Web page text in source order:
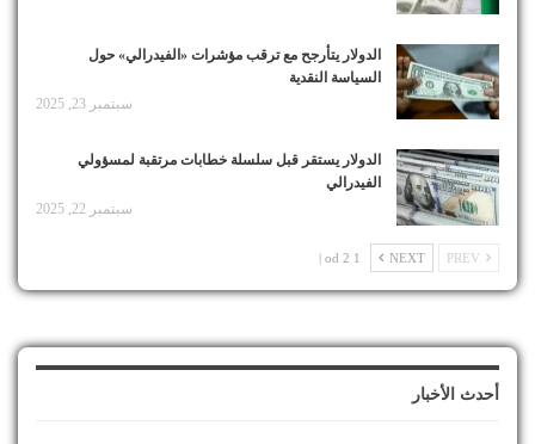
الدولار يتأرجح مع ترقب مؤشرات «الفيدرالي» حول
السياسة النقدية
سبتمبر 23, 2025
الدولار يستقر قبل سلسلة خطابات مرتقبة لمسؤولي
الفيدرالي
سبتمبر 22, 2025
NEXT
1 od 2 |
أحدث الأخبار